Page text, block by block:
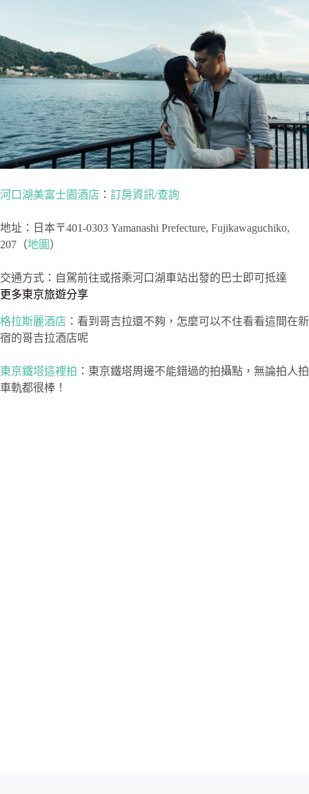
河口湖美富士園酒店 ： 訂房資訊/查詢
地址：日本〒401-0303 Yamanashi Prefecture, Fujikawaguchiko,
207（地圖 ）
交通方式：自駕前往或搭乘河口湖車站出發的巴士即可抵達
更多東京旅遊分享
格拉斯麗酒店 ：看到哥吉拉還不夠，怎麼可以不住看看這間在新
宿的哥吉拉酒店呢
東京鐵塔這裡拍 ：東京鐵塔周邊不能錯過的拍攝點，無論拍人拍
車軌都很棒！